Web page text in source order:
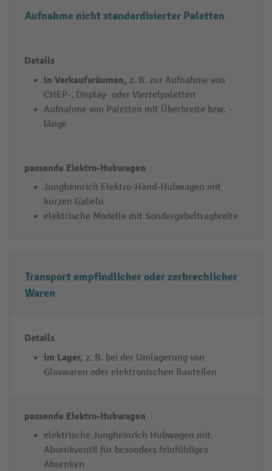
Aufnahme nicht standardisierter Paletten
in Verkaufsräumen, z. B. zur Aufnahme von
CHEP-, Display- oder Viertelpaletten
Aufnahme von Paletten mit Überbreite bzw. -
länge
Jungheinrich Elektro-Hand-Hubwagen mit
kurzen Gabeln
elektrische Modelle mit Sondergabeltragbreite
Transport empfindlicher oder zerbrechlicher
Waren
im Lager, z. B. bei der Umlagerung von
Glaswaren oder elektronischen Bauteilen
elektrische Jungheinrich Hubwagen mit
Absenkventil für besonders feinfühliges
Absenken